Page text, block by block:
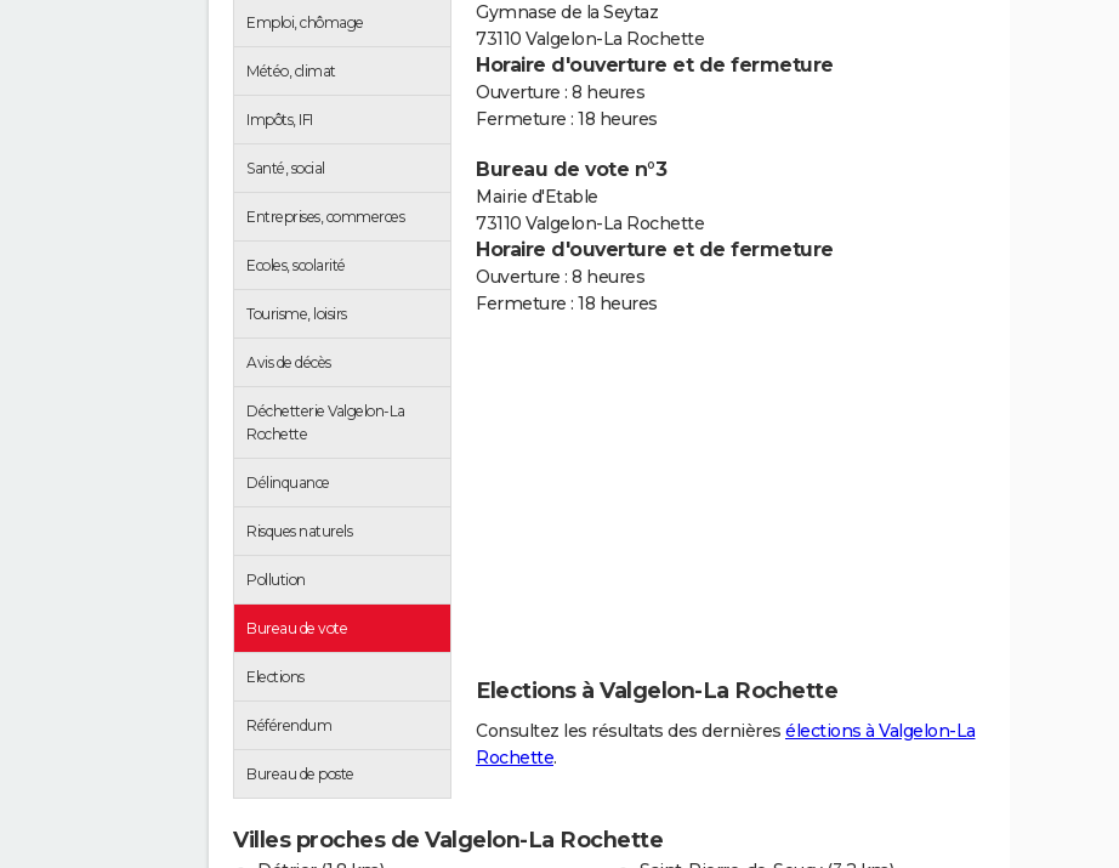
Emploi, chômage
Météo, climat
Impôts, IFI
Santé, social
Entreprises, commerces
Ecoles, scolarité
Tourisme, loisirs
Avis de décès
Déchetterie Valgelon-La
Rochette
Délinquance
Risques naturels
Pollution
Bureau de vote
Elections
Référendum
Bureau de poste
Gymnase de la Seytaz
73110 Valgelon-La Rochette
Horaire d'ouverture et de fermeture
Ouverture : 8 heures
Fermeture : 18 heures
Bureau de vote n°3
Mairie d'Etable
73110 Valgelon-La Rochette
Horaire d'ouverture et de fermeture
Ouverture : 8 heures
Fermeture : 18 heures
Elections à Valgelon-La Rochette
Consultez les résultats des dernières élections à Valgelon-La
Rochette.
Villes proches de Valgelon-La Rochette